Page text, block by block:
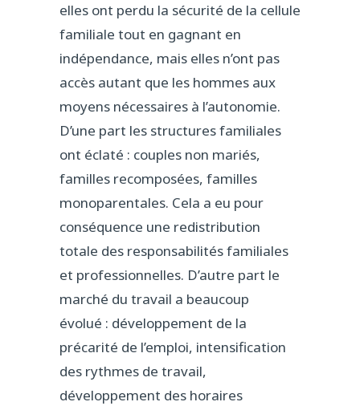
elles ont perdu la sécurité de la cellule
familiale tout en gagnant en
indépendance, mais elles n’ont pas
accès autant que les hommes aux
moyens nécessaires à l’autonomie.
D’une part les structures familiales
ont éclaté : couples non mariés,
familles recomposées, familles
monoparentales. Cela a eu pour
conséquence une redistribution
totale des responsabilités familiales
et professionnelles. D’autre part le
marché du travail a beaucoup
évolué : développement de la
précarité de l’emploi, intensification
des rythmes de travail,
développement des horaires